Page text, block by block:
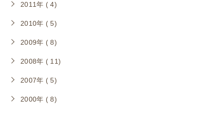
2011年 ( 4)
2010年 ( 5)
2009年 ( 8)
2008年 ( 11)
2007年 ( 5)
2000年 ( 8)